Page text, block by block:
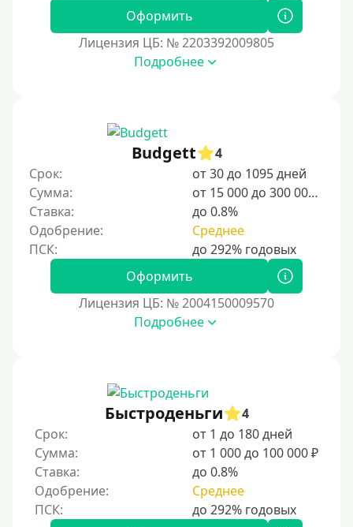
Оформить
Лицензия ЦБ: № 2203392009805
Подробнее
Budgett
4
Срок:
от 30 до 1095 дней
Сумма:
от 15 000 до 300 000 ₽
Ставка:
до 0.8%
Одобрение:
Среднее
Оформить
Лицензия ЦБ: № 2004150009570
Подробнее
Быстроденьги
4
Срок:
от 1 до 180 дней
Сумма:
от 1 000 до 100 000 ₽
Ставка:
до 0.8%
Одобрение:
Среднее